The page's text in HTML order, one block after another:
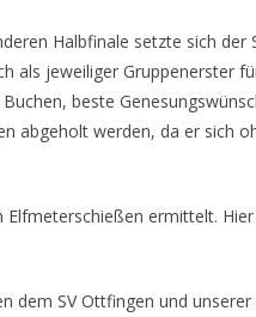
Halbfinale setzte sich der
als jeweiliger Gruppenerster
beste
abgeholt werden, da er sich
ermittelt. Hier
dem SV Ottfingen und